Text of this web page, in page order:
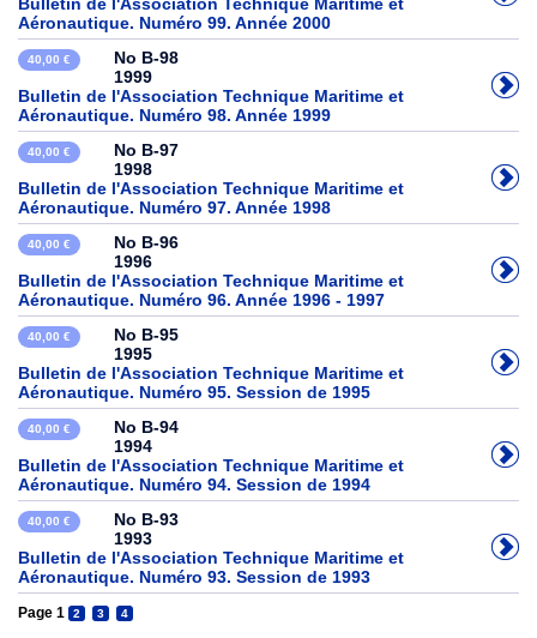
Aéronautique. Numéro 99. Année 2000
40,00 €
No B-98
1999
Bulletin de l'Association Technique Maritime et
Aéronautique. Numéro 98. Année 1999
40,00 €
No B-97
1998
Bulletin de l'Association Technique Maritime et
Aéronautique. Numéro 97. Année 1998
40,00 €
No B-96
1996
Bulletin de l'Association Technique Maritime et
Aéronautique. Numéro 96. Année 1996 - 1997
40,00 €
No B-95
1995
Bulletin de l'Association Technique Maritime et
Aéronautique. Numéro 95. Session de 1995
40,00 €
No B-94
1994
Bulletin de l'Association Technique Maritime et
Aéronautique. Numéro 94. Session de 1994
40,00 €
No B-93
1993
Bulletin de l'Association Technique Maritime et
Aéronautique. Numéro 93. Session de 1993
Page 1 2 3 4